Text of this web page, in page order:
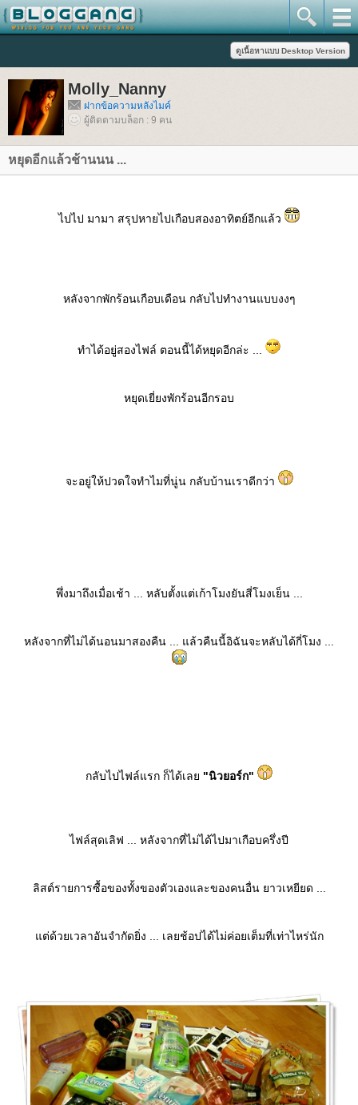
Molly_Nanny
ฝากข้อความหลังไมค์
ผู้ติดตามบล็อก : 9 คน
หยุดอีกแล้วช้านนน ...
ไปไป มามา สรุปหายไปเกือบสองอาทิตย์อีกแล้ว
หลังจากพักร้อนเกือบเดือน กลับไปทำงานแบบงงๆ
ทำได้อยู่สองไฟล์ ตอนนี้ได้หยุดอีกล่ะ ...
หยุดเยี่ยงพักร้อนอีกรอบ
จะอยู่ให้ปวดใจทำไมที่นู่น กลับบ้านเราดีกว่า
พึ่งมาถึงเมื่อเช้า ... หลับตั้งแต่เก้าโมงยันสี่โมงเย็น ...
หลังจากที่ไม่ได้นอนมาสองคืน ... แล้วคืนนี้อิฉันจะหลับได้กี่โมง ...
กลับไปไฟล์แรก ก็ได้เล "นิวยอร์ก"
ไฟล์สุดเลิฟ ... หลังจากที่ไม่ได้ไปมาเกือบครึ่งปี
ลิสต์รายการซื้อของทั้งของตัวเองและของคนอื่น ยาวเหยียด ...
ต่ด้วยเวลาอันจำกัดยิ่ง ... เลยช้อปได้ไม่ค่อยเต็มที่เท่าไหร่นัก